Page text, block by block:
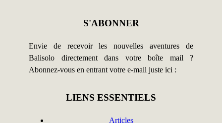
S'ABONNER
Envie de recevoir les nouvelles aventures de
Balisolo directement dans votre boîte mail ?
Abonnez-vous en entrant votre e-mail juste ici :
LIENS ESSENTIELS
Articles